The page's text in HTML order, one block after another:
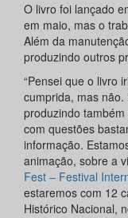
O livro foi lançado
em maio, mas o
Além da
produzindo outros
“Pensei que o livro
cumprida, mas
produzindo
com questões
informação.
animação, sobre a
Fest – Festival
estaremos com 12
Histórico Nacional,